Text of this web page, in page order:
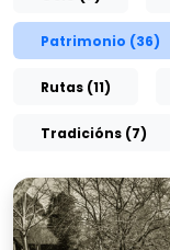
Patrimonio (36)
Rutas (11)
Tradicións (7)